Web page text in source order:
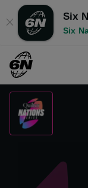
✕
Six
Six